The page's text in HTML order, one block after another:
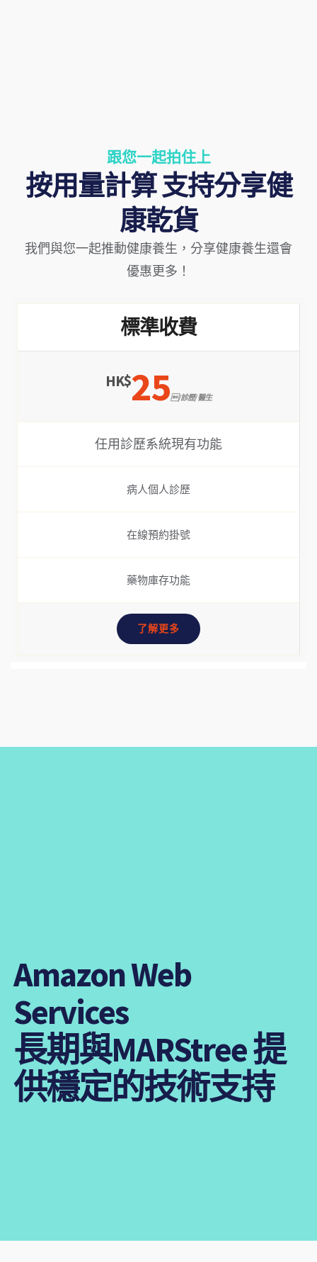
跟您一起拍住上
按用量計算 支持分享健
康乾貨
我們與您一起推動健康養生，分享健康養生還會
優惠更多！
標準收費
HK$25 /診歷/ 醫生
任用診歷系統現有功能
病人個人診歷
在線預約掛號
藥物庫存功能
了解更多
Amazon Web
Services
長期與MARStree 提
供穩定的技術支持